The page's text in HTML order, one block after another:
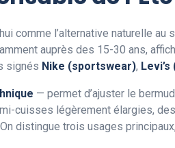
comme l’alternative naturelle
auprès des 15-30 ans,
signés Nike (sportswear),
— permet d’ajuster le
mi-cuisses légèrement élargies,
distingue trois usages